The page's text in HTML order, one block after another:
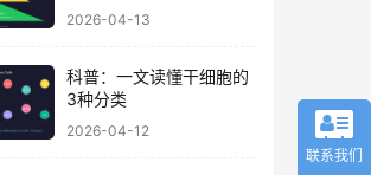
2026-04-13
科普：一文读懂干细胞的
3种分类
2026-04-12
联系我们